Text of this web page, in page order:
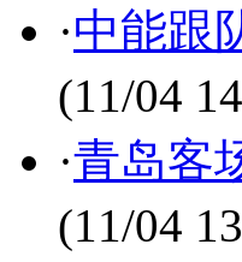
·中能跟
(11/04
·青岛客
(11/04